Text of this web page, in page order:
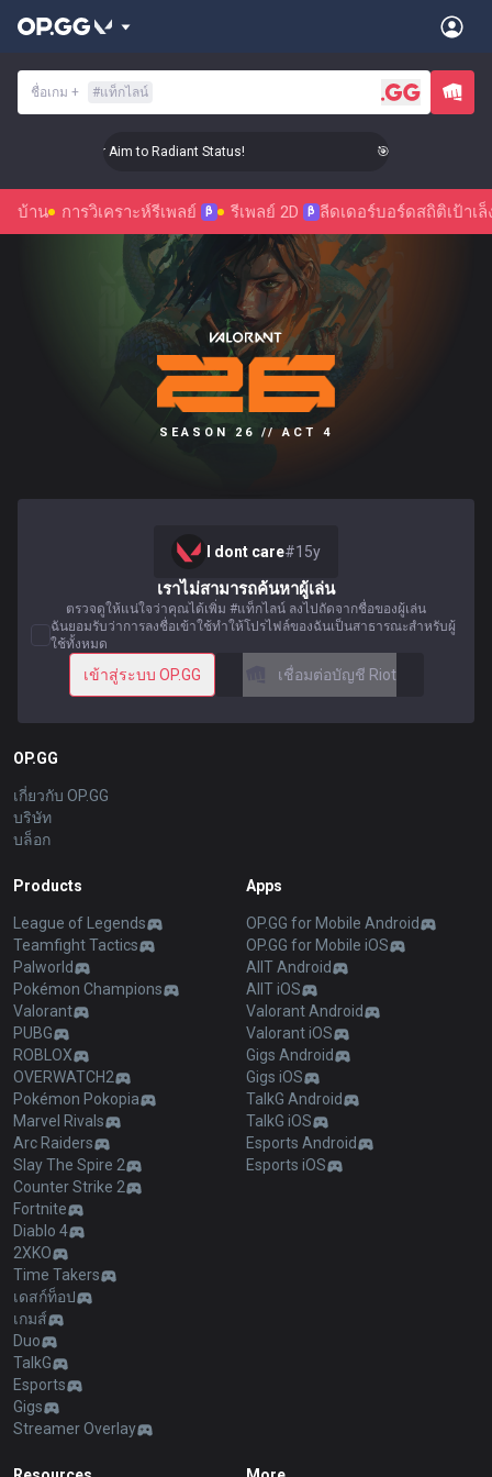
ชื่อเกม + #แท็กไลน์
🎯 Level Up Your Aim to Radiant Status! 🎯 Level Up Your
บ้าน การวิเคราะห์รีเพลย์ β รีเพลย์ 2D β ลีดเดอร์บอร์ดสถิติเป้าเล็
SEASON 26 // ACT 4
I dont care#15y
เราไม่สามารถค้นหาผู้เล่น
ตรวจดูให้แน่ใจว่าคุณได้เพิ่ม #แท็กไลน์ ลงไปถัดจากชื่อของผู้เล่น
ฉันยอมรับว่าการลงชื่อเข้าใช้ทำให้โปรไฟล์ของฉันเป็นสาธารณะสำหรับผู้
ใช้ทั้งหมด
เข้าสู่ระบบ OP.GG เชื่อมต่อบัญชี Riot
OP.GG
เกี่ยวกับ OP.GG
บริษัท
บล็อก
Products
League of Legends
Teamfight Tactics
Palworld
Pokémon Champions
Valorant
PUBG
ROBLOX
OVERWATCH2
Pokémon Pokopia
Marvel Rivals
Arc Raiders
Slay The Spire 2
Counter Strike 2
Fortnite
Diablo 4
2XKO
Time Takers
เดสก์ท็อป
เกมส์
Duo
TalkG
Esports
Gigs
Streamer Overlay
Apps
OP.GG for Mobile Android
OP.GG for Mobile iOS
AllT Android
AllT iOS
Valorant Android
Valorant iOS
Gigs Android
Gigs iOS
TalkG Android
TalkG iOS
Esports Android
Esports iOS